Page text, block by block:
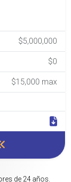
$5,000,000
$0
$15,000 max
de 24 años.